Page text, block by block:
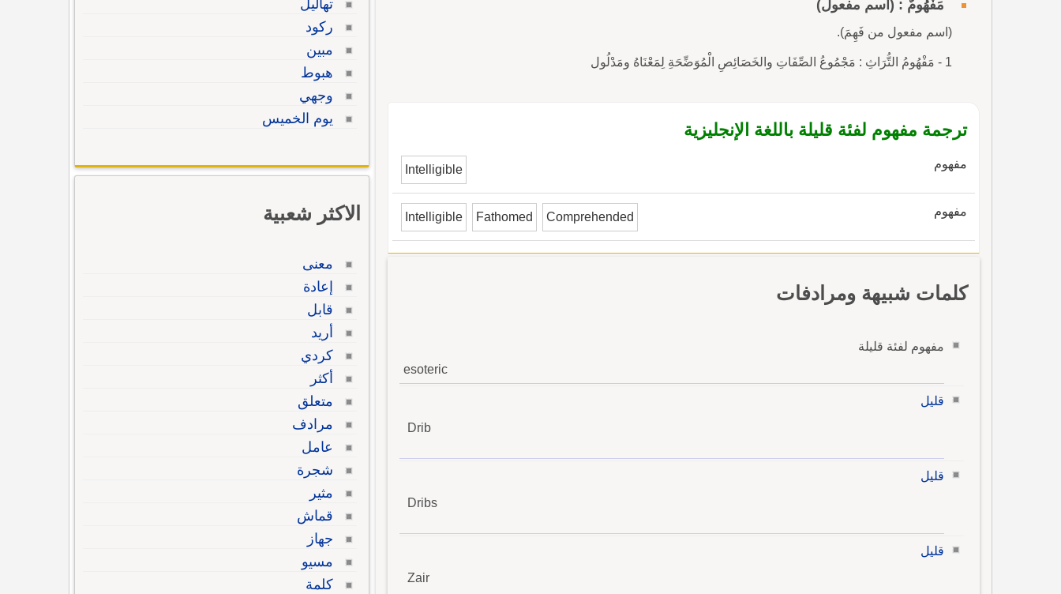
مَفْهُومٌ : (اسم مفعول)
(اسم مفعول من فَهِمَ).
1 - مَفْهُومُ التُّرَاثِ : مَجْمُوعُ الصِّفَاتِ والخَصَائِصِ الْمُوَضِّحَةِ لِمَعْنَاهُ ومَدْلُول
ترجمة مفهوم لفئة قليلة باللغة الإنجليزية
مفهوم Intelligible
مفهوم Intelligible Fathomed Comprehended
كلمات شبيهة ومرادفات
مفهوم لفئة قليلة
esoteric
قليل
Drib
قليل
Dribs
قليل
Zair
تهاليل
ركود
مبين
هبوط
وجهي
يوم الخميس
الاكثر شعبية
معنى
إعادة
قابل
أريد
كردي
أكثر
متعلق
مرادف
عامل
شجرة
مثير
قماش
جهاز
مسيو
كلمة